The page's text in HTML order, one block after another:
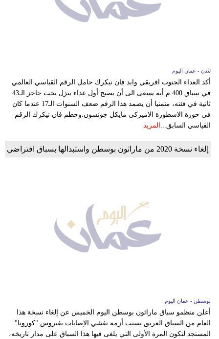
لندن - عمان اليوم
أكد العداء الجنوب افريقي وايد فان نيكرك حامل الرقم القياسي العالمي
في سباق 400 م أنه يسعى الى أن يصبح أول عداء ينزل تحت حاجز الـ43
ثانية في فئته، متمنيا أن يصمد هذا الرقم ضعف السنوات الـ17 عندما كان
في حوزة الاسطورة الاميركي مايكل جونسون.وحطم فان نيكرك الرقم
القياسي السابق... المزيد
إلغاء نسخة 2020 من ماراثون بوسطن واستبدالها بسباق افتراضي
بوسطن - عمان اليوم
أعلن منظمو سباق ماراثون بوسطن اليوم الخميس عن إلغاء نسخة هذا
العام من السباق العريق بسبب أزمة تفشي الإصابات بفيروس "كورونا"
المستجد لتكون المرة الأولى التي يلغى فيها هذا السباق على مدار تاريخه،